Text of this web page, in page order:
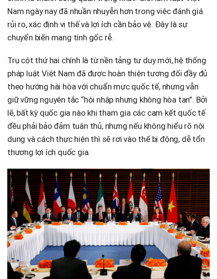
Nam ngày nay đã nhuần nhuyễn hơn trong việc đánh giá
rủi ro, xác định vị thế và lợi ích cần bảo vệ. Đây là sự
chuyển biến mang tính gốc rễ.
Trụ cột thứ hai chính là từ nền tảng tư duy mới, hệ thống
pháp luật Việt Nam đã được hoàn thiện tương đối đầy đủ
theo hướng hài hòa với chuẩn mực quốc tế, nhưng vẫn
giữ vững nguyên tắc “hội nhập nhưng không hòa tan”. Bởi
lẽ, bất kỳ quốc gia nào khi tham gia các cam kết quốc tế
đều phải bảo đảm tuân thủ, nhưng nếu không hiểu rõ nội
dung và cách thực hiện thì sẽ rơi vào thế bị động, dễ tổn
thương lợi ích quốc gia.